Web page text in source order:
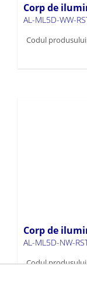
Corp de
AL-ML5D-WW-
Codul
Corp de
AL-ML5D-NW-
Codul